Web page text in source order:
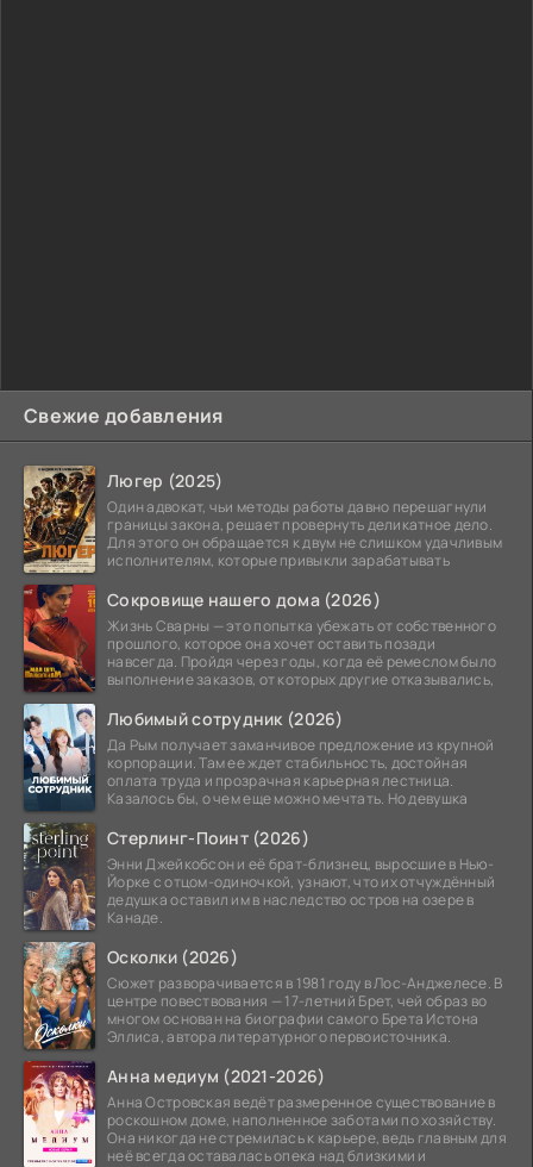
Свежие добавления
Люгер (2025)
Один адвокат, чьи методы работы давно перешагнули
границы закона, решает провернуть деликатное дело.
Для этого он обращается к двум не слишком удачливым
исполнителям, которые привыкли зарабатывать
Сокровище нашего дома (2026)
Жизнь Сварны — это попытка убежать от собственного
прошлого, которое она хочет оставить позади
навсегда. Пройдя через годы, когда её ремеслом было
выполнение заказов, от которых другие отказывались,
Любимый сотрудник (2026)
Да Рым получает заманчивое предложение из крупной
корпорации. Там ее ждет стабильность, достойная
оплата труда и прозрачная карьерная лестница.
Казалось бы, о чем еще можно мечтать. Но девушка
Стерлинг-Поинт (2026)
Энни Джейкобсон и её брат-близнец, выросшие в Нью-
Йорке с отцом-одиночкой, узнают, что их отчуждённый
дедушка оставил им в наследство остров на озере в
Канаде.
Осколки (2026)
Сюжет разворачивается в 1981 году в Лос-Анджелесе. В
центре повествования — 17-летний Брет, чей образ во
многом основан на биографии самого Брета Истона
Эллиса, автора литературного первоисточника.
Анна медиум (2021-2026)
Анна Островская ведёт размеренное существование в
роскошном доме, наполненное заботами по хозяйству.
Она никогда не стремилась к карьере, ведь главным для
неё всегда оставалась опека над близкими и